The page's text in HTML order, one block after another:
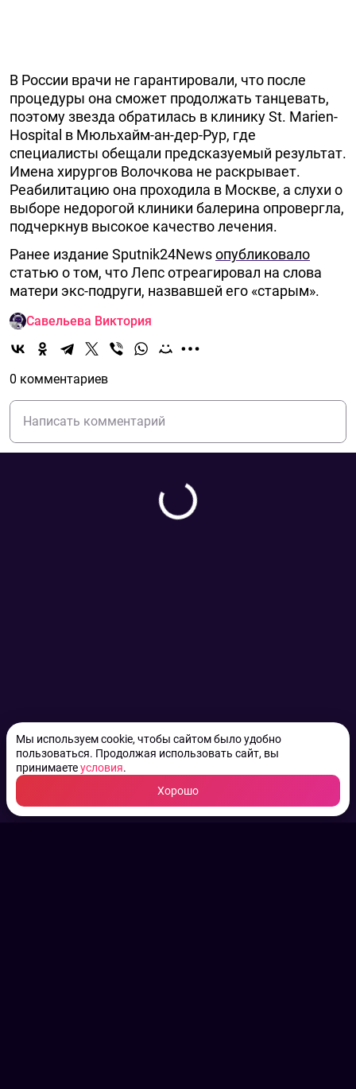
Мы используем cookie, чтобы сайтом было удобно
пользоваться. Продолжая использовать сайт, вы
принимаетеусловия.
Хорошо
В России врачи не гарантировали, что после
процедуры она сможет продолжать танцевать,
поэтому звезда обратилась в клинику St. Marien-
Hospital в Мюльхайм-ан-дер-Рур, где
специалисты обещали предсказуемый результат.
Имена хирургов Волочкова не раскрывает.
Реабилитацию она проходила в Москве, а слухи о
выборе недорогой клиники балерина опровергла,
подчеркнув высокое качество лечения.
Ранее издание Sputnik24Newsопубликовало
статью о том, что Лепс отреагировал на слова
матери экс-подруги, назвавшей его «старым».
Савельева Виктория
0 комментариев